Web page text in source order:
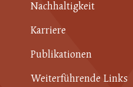
Nachhaltigkeit
Karriere
Publikationen
Weiterführende Links